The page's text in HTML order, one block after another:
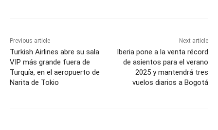
Previous article
Turkish Airlines abre su sala
VIP más grande fuera de
Turquía, en el aeropuerto de
Narita de Tokio
Next article
Iberia pone a la venta récord
de asientos para el verano
2025 y mantendrá tres
vuelos diarios a Bogotá